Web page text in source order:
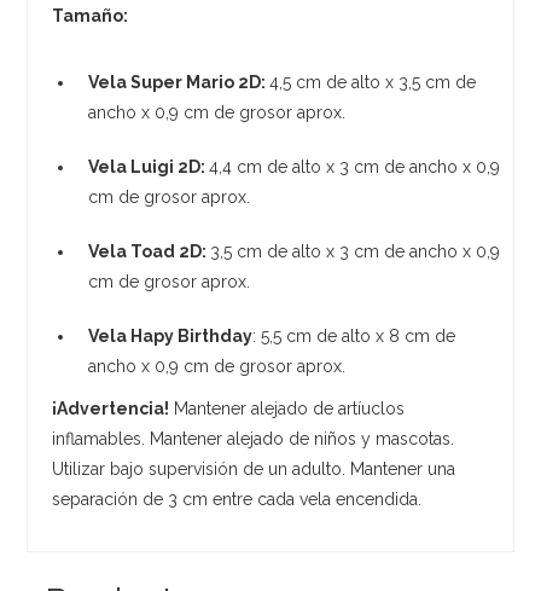
Tamaño:
Vela Super Mario 2D:4,5 cm de alto x 3,5 cm de
ancho x 0,9 cm de grosor aprox.
Vela Luigi 2D:4,4 cm de alto x 3 cm de ancho x 0,9
cm de grosor aprox.
Vela Toad 2D: 3,5 cm de alto x 3 cm de ancho x 0,9
cm de grosor aprox.
Vela Hapy Birthday: 5,5 cm de alto x 8 cm de
ancho x 0,9 cm de grosor aprox.
¡Advertencia! Mantener alejado de artíuclos
inflamables. Mantener alejado de niños y mascotas.
Utilizar bajo supervisión de un adulto. Mantener una
separación de 3 cm entre cada vela encendida.